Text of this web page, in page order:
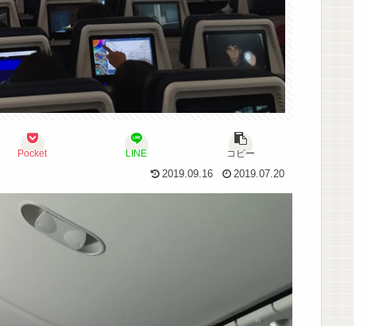
Pocket LINE
コピー
2019.09.16
2019.07.20